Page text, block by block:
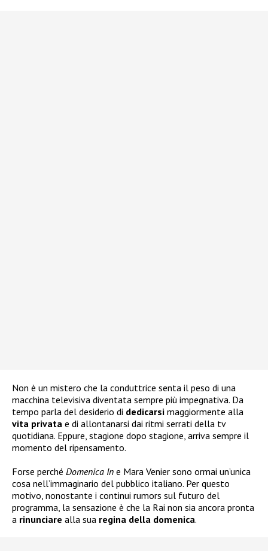
Non è un mistero che la conduttrice senta il peso di una
macchina televisiva diventata sempre più impegnativa. Da
tempo parla del desiderio di dedicarsi maggiormente alla
vita privata e di allontanarsi dai ritmi serrati della tv
quotidiana. Eppure, stagione dopo stagione, arriva sempre il
momento del ripensamento.
Forse perché Domenica In e Mara Venier sono ormai un’unica
cosa nell’immaginario del pubblico italiano. Per questo
motivo, nonostante i continui rumors sul futuro del
programma, la sensazione è che la Rai non sia ancora pronta
a rinunciare alla sua regina della domenica.